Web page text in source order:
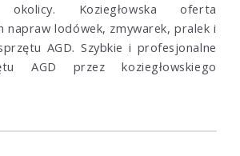
Koziegłowska oferta
napraw lodówek, zmywarek, pralek i
AGD. Szybkie i profesjonalne
AGD przez koziegłowskiego